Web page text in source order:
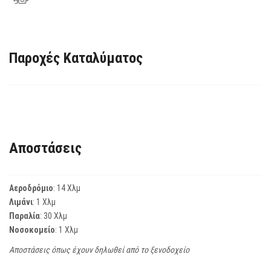
Παροχές Καταλύματος
Αποστάσεις
Αεροδρόμιο: 14 Χλμ
Λιμάνι: 1 Χλμ
Παραλία: 30 Χλμ
Νοσοκομείο: 1 Χλμ
Αποστάσεις όπως έχουν δηλωθεί από το ξενοδοχείο